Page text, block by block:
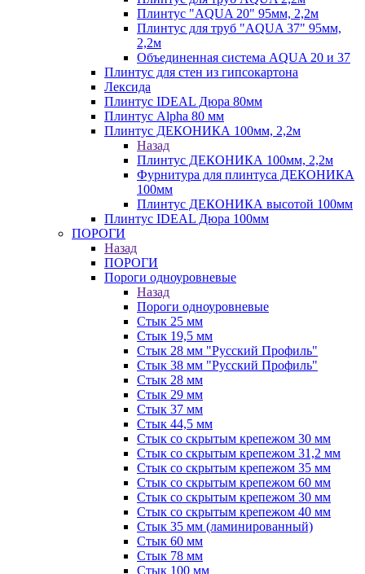
Плинтус "AQUA 20" 95мм, 2,2м
Плинтус для труб "AQUA 37" 95мм,
2,2м
Объединенная система AQUA 20 и 37
Плинтус для стен из гипсокартона
Лексида
Плинтус IDEAL Дюра 80мм
Плинтус Alpha 80 мм
Плинтус ДЕКОНИКА 100мм, 2,2м
Назад
Плинтус ДЕКОНИКА 100мм, 2,2м
Фурнитура для плинтуса ДЕКОНИКА
100мм
Плинтус ДЕКОНИКА высотой 100мм
Плинтус IDEAL Дюра 100мм
ПОРОГИ
Назад
ПОРОГИ
Пороги одноуровневые
Назад
Пороги одноуровневые
Стык 25 мм
Стык 19,5 мм
Стык 28 мм "Русский Профиль"
Стык 38 мм "Русский Профиль"
Стык 28 мм
Стык 29 мм
Стык 37 мм
Стык 44,5 мм
Стык со скрытым крепежом 30 мм
Стык со скрытым крепежом 31,2 мм
Стык со скрытым крепежом 35 мм
Стык со скрытым крепежом 60 мм
Стык со скрытым крепежом 30 мм
Стык со скрытым крепежом 40 мм
Стык 35 мм (ламинированный)
Стык 60 мм
Стык 78 мм
Стык 100 мм